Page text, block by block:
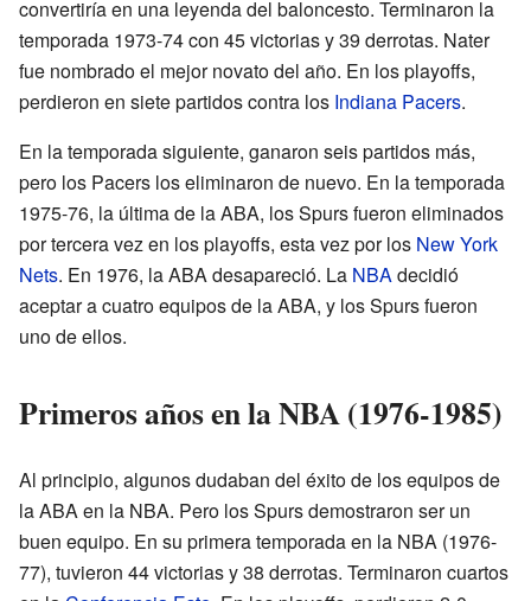
convertiría en una leyenda del baloncesto. Terminaron la
temporada 1973-74 con 45 victorias y 39 derrotas. Nater
fue nombrado el mejor novato del año. En los playoffs,
perdieron en siete partidos contra los Indiana Pacers.
En la temporada siguiente, ganaron seis partidos más,
pero los Pacers los eliminaron de nuevo. En la temporada
1975-76, la última de la ABA, los Spurs fueron eliminados
por tercera vez en los playoffs, esta vez por los New York
Nets. En 1976, la ABA desapareció. La NBAdecidió
aceptar a cuatro equipos de la ABA, y los Spurs fueron
uno de ellos.
Primeros años en la NBA (1976-1985)
Al principio, algunos dudaban del éxito de los equipos de
la ABA en la NBA. Pero los Spurs demostraron ser un
buen equipo. En su primera temporada en la NBA (1976-
77), tuvieron 44 victorias y 38 derrotas. Terminaron cuartos